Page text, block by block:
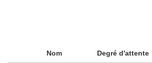
Nom Degré d'attente